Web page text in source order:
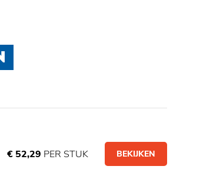
€ 52,29 PER STUK BEKIJKEN